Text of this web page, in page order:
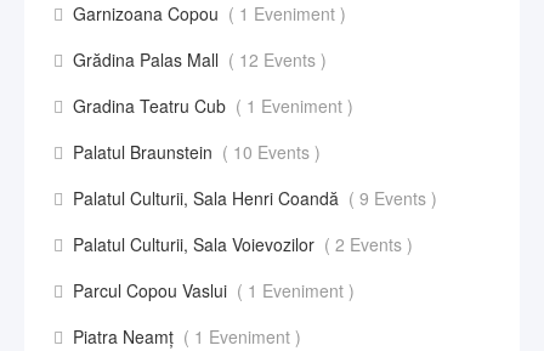
Garnizoana Copou ( 1 Eveniment )
Grădina Palas Mall ( 12 Events )
Gradina Teatru Cub ( 1 Eveniment )
Palatul Braunstein ( 10 Events )
Palatul Culturii, Sala Henri Coandă ( 9 Events )
Palatul Culturii, Sala Voievozilor ( 2 Events )
Parcul Copou Vaslui ( 1 Eveniment )
Piatra Neamț ( 1 Eveniment )